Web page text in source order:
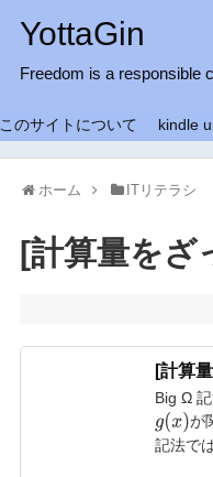
YottaGin
Freedom is a responsible
このサイトについて kindle
ホーム ITリテラシ
[計算量をざ
[計算
Big Ω 記
g(x) が
記法で